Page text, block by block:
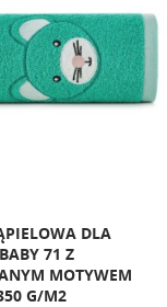
DLA
71 Z
MOTYWEM
G/M2